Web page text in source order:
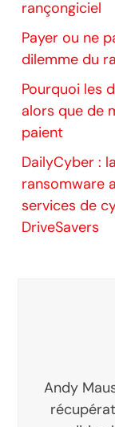
rançongiciel
Payer ou ne
dilemme du
Pourquoi les
alors que de
paient
DailyCyber :
ransomware
services de
DriveSavers
Andy